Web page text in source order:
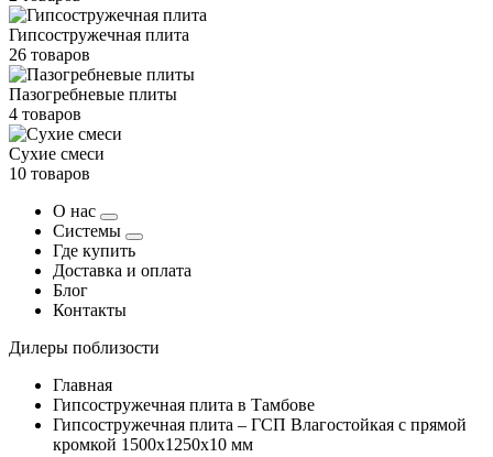
Гипсостружечная плита
26 товаров
Пазогребневые плиты
4 товаров
Сухие смеси
10 товаров
О нас
Системы
Где купить
Доставка и оплата
Блог
Контакты
Дилеры поблизости
Главная
Гипсостружечная плита в Тамбове
Гипсостружечная плита – ГСП Влагостойкая с прямой
кромкой 1500х1250х10 мм